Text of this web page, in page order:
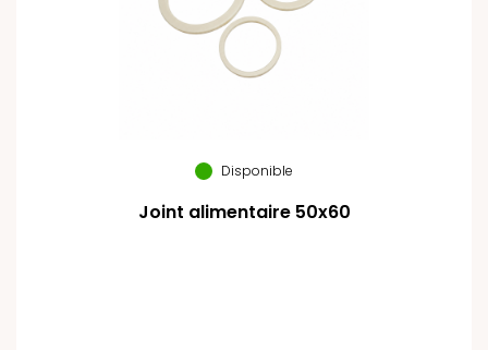
Disponible
Joint alimentaire 50x60